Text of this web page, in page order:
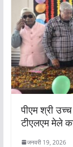
पीएम श्री
टीएलएम मेले
जनवरी 19, 2026